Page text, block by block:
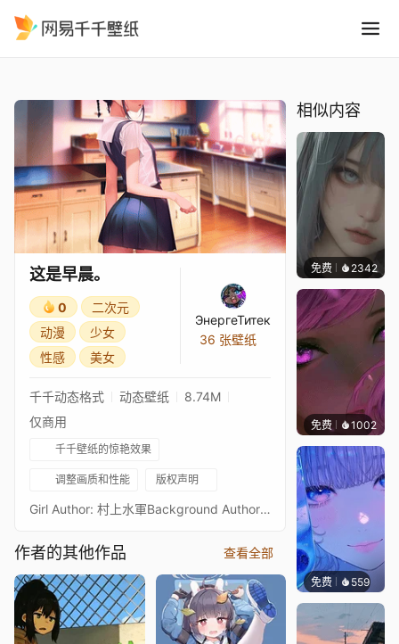
这是早晨。
0
二次元
动漫
少女
性感
美女
ЭнергеТитек
36 张壁纸
千千动态格式 动态壁纸
8.74M
仅商用
千千壁纸的惊艳效果
调整画质和性能 版权声明
Girl Author: 村上水軍Background Аuthor: rkmladyAuthor Music: EMU ManiaTitle Music: STEINBERG LOFI PIANO
作者的其他作品 查看全部
相似内容
免费 2342辰东
免费 1002辰东
免费 559辰东